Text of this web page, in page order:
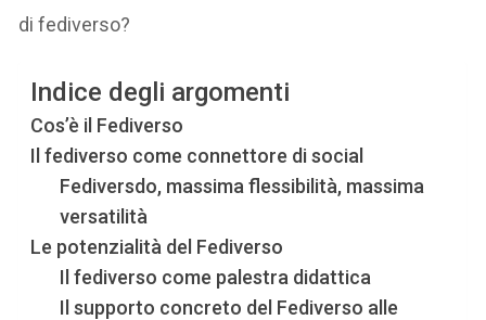
di fediverso?
Indice degli argomenti
Cos’è il Fediverso
Il fediverso come connettore di social
Fediversdo, massima flessibilità, massima
versatilità
Le potenzialità del Fediverso
Il fediverso come palestra didattica
Il supporto concreto del Fediverso alle